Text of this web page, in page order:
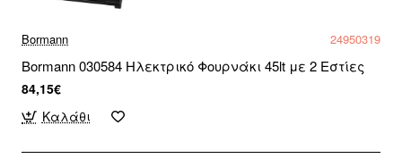
Bormann 24950319
Bormann 030584 Ηλεκτρικό Φουρνάκι 45lt με 2 Εστίες
84,15€
Καλάθι